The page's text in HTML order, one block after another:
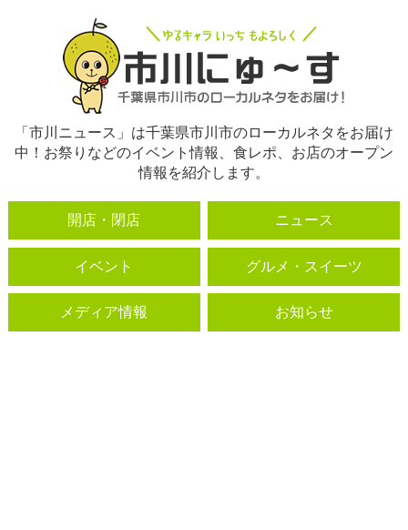
「市川ニュース」は千葉県市川市のローカルネタをお届け
中！お祭りなどのイベント情報、食レポ、お店のオープン
情報を紹介します。
開店・閉店 ニュース
イベント グルメ・スイーツ
メディア情報 お知らせ